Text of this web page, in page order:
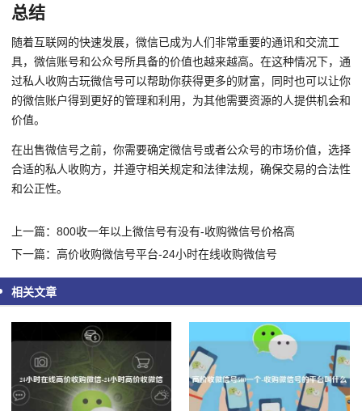
总结
随着互联网的快速发展，微信已成为人们非常重要的通讯和交流工
具，微信账号和公众号所具备的价值也越来越高。在这种情况下，通
过私人收购古玩微信号可以帮助你获得更多的财富，同时也可以让你
的微信账户得到更好的管理和利用，为其他需要资源的人提供机会和
价值。
在出售微信号之前，你需要确定微信号或者公众号的市场价值，选择
合适的私人收购方，并遵守相关规定和法律法规，确保交易的合法性
和公正性。
上一篇：800收一年以上微信号有没有-收购微信号价格高
下一篇：高价收购微信号平台-24小时在线收购微信号
相关文章